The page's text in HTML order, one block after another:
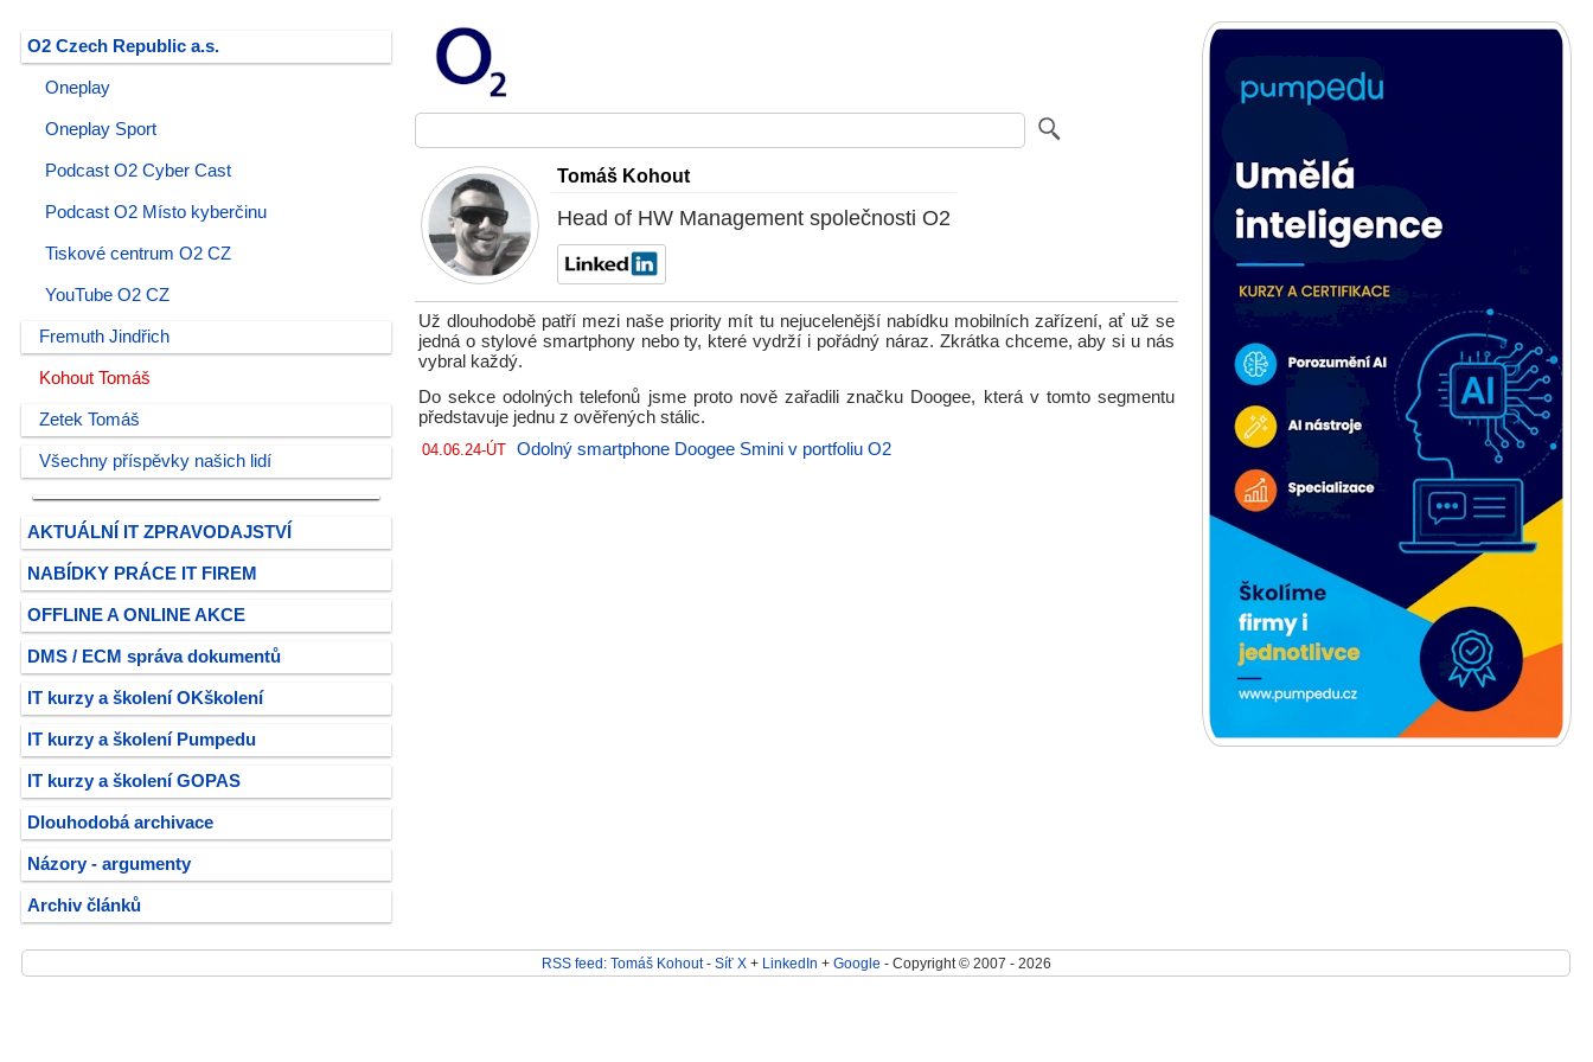
O2 Czech Republic a.s.
Oneplay
Oneplay Sport
Podcast O2 Cyber Cast
Podcast O2 Místo kyberčinu
Tiskové centrum O2 CZ
YouTube O2 CZ
Fremuth Jindřich
Kohout Tomáš
Zetek Tomáš
Všechny příspěvky našich lidí
AKTUÁLNÍ IT ZPRAVODAJSTVÍ
NABÍDKY PRÁCE IT FIREM
OFFLINE A ONLINE AKCE
DMS / ECM správa dokumentů
IT kurzy a školení OKškolení
IT kurzy a školení Pumpedu
IT kurzy a školení GOPAS
Dlouhodobá archivace
Názory - argumenty
Archiv článků
Tomáš Kohout
Head of HW Management společnosti O2
Už dlouhodobě patří mezi naše priority mít tu nejucelenější nabídku mobilních zařízení, ať už se
jedná o stylové smartphony nebo ty, které vydrží i pořádný náraz. Zkrátka chceme, aby si u nás
vybral každý.
Do sekce odolných telefonů jsme proto nově zařadili značku Doogee, která v tomto segmentu
představuje jednu z ověřených stálic.
04.06.24-ÚT Odolný smartphone Doogee Smini v portfoliu O2
RSS feed: Tomáš Kohout- Síť X+ LinkedIn + Google - Copyright © 2007 - 2026